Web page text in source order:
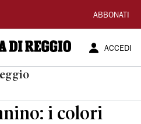
ABBONATI
ACCEDI
i colori